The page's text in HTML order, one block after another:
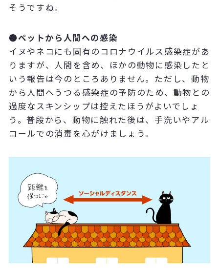
そうですね。
●ペットから人間への感染
イヌやネコにも固有のコロナウイルス感染症があ
りますが、人間を含め、ほかの動物に感染したと
いう報告は今のところありません。ただし、動物
から人間へうつる感染症の予防のため、動物との
過度なスキンシップは控えたほうがよいでしょ
う。普段から、動物に触れた後は、手洗いやアル
コールでの消毒を心がけましょう。